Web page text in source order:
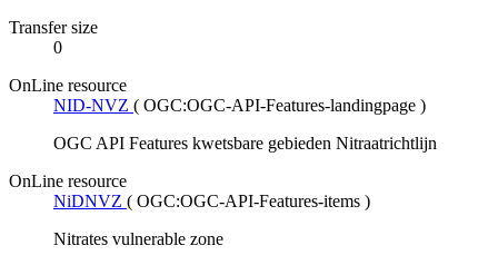
Transfer size
0
OnLine resource
NID-NVZ ( OGC:OGC-API-Features-landingpage )
OGC API Features kwetsbare gebieden Nitraatrichtlijn
OnLine resource
NiDNVZ ( OGC:OGC-API-Features-items )
Nitrates vulnerable zone